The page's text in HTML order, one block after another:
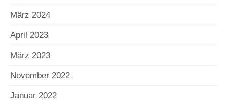
März 2024
April 2023
März 2023
November 2022
Januar 2022